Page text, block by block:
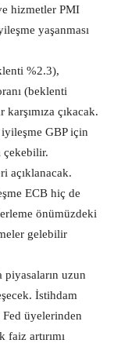
hizmetler PMI
yaşanması
%2.3),
(beklenti
çıkacak.
GBP için
çekebilir.
açıklanacak.
ECB hiç de
önümüzdeki
gelebilir
uzun
İstihdam
Fed üyelerinden
faiz artırımı